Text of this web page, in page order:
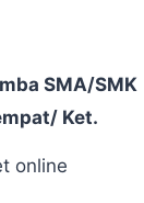
SMA/SMK
Ket.
online